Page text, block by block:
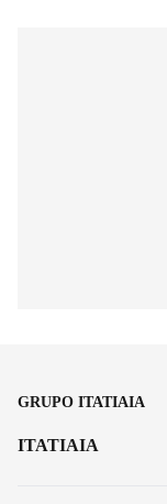
GRUPO ITATIAIA
ITATIAIA